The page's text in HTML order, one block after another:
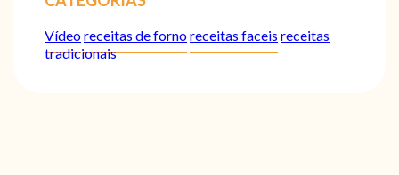
Vídeoreceitas de fornoreceitas faceis receitas
tradicionais